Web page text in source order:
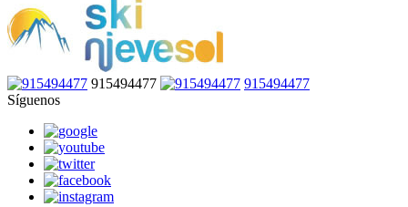
915494477
915494477
Síguenos